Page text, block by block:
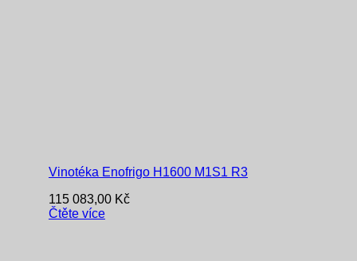
Vinotéka Enofrigo H1600 M1S1 R3
115 083,00 Kč
Čtěte více